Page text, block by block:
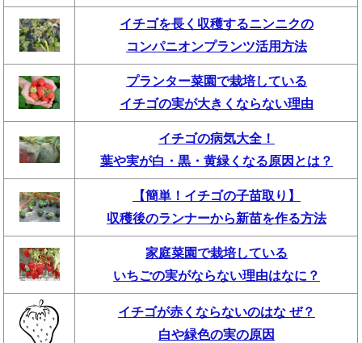
イチゴを長く収穫するニンニクの
コンパニオンプランツ活用方法
プランター菜園で栽培している
イチゴの実が大きくならない理由
イチゴの病気大全！
葉や実が白・黒・黄緑くなる原因とは？
【簡単！イチゴの子苗取り】
収穫後のランナーから新苗を作る方法
家庭菜園で栽培している
いちごの実がならない理由はなに？
イチゴが赤くならないのはな ぜ？
白や緑色の実の原因